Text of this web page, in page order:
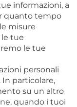
informazioni, a
quanto tempo
misure
tue
le tue
personali
particolare,
su un altro
quando i tuoi